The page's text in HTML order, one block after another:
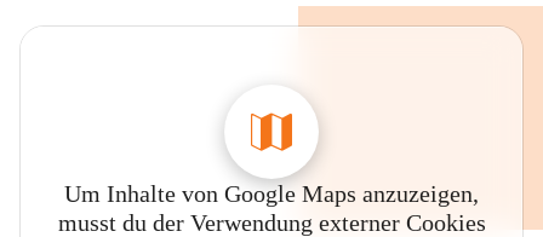
Um Inhalte von Google Maps anzuzeigen,
musst du der Verwendung externer Cookies